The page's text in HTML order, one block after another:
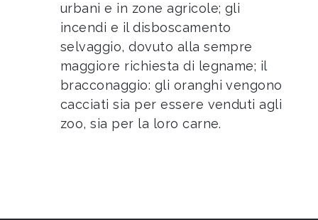
urbani e in zone agricole; gli
incendi e il disboscamento
selvaggio, dovuto alla sempre
maggiore richiesta di legname; il
bracconaggio: gli oranghi vengono
cacciati sia per essere venduti agli
zoo, sia per la loro carne.